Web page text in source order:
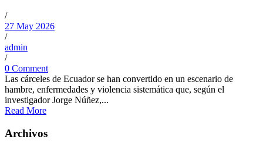
/
27 May 2026
/
admin
/
0 Comment
Las cárceles de Ecuador se han convertido en un escenario de
hambre, enfermedades y violencia sistemática que, según el
investigador Jorge Núñez,...
Read More
Archivos